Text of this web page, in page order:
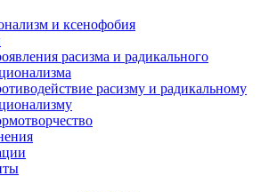
и ксенофобия
расизма и радикального
расизму и радикальному